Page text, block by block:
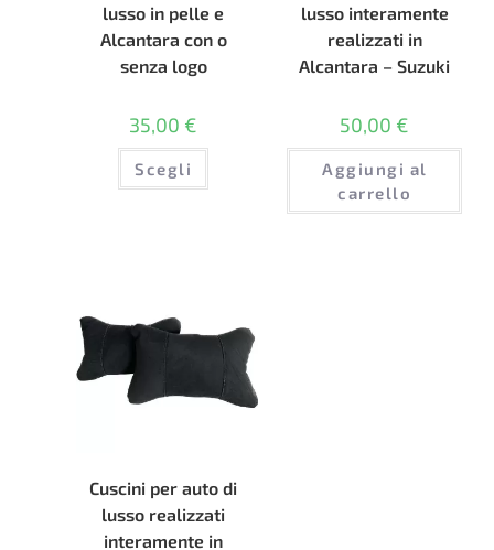
lusso in pelle e
Alcantara con o
senza logo
35,00 €
Scegli
Questo
pagina
del
prodotto
lusso interamente
realizzati in
Alcantara – Suzuki
50,00 €
Aggiungi al
carrello
Cuscini per auto di
lusso realizzati
interamente in